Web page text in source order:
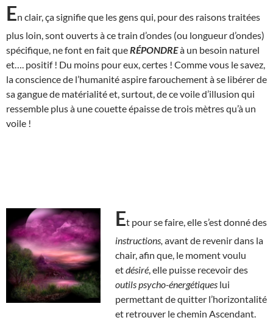
En clair, ça signifie que les gens qui, pour des raisons traitées
plus loin, sont ouverts à ce train d’ondes (ou longueur d’ondes)
spécifique, ne font en fait que RÉPONDREà un besoin naturel
et…. positif ! Du moins pour eux, certes ! Comme vous le savez,
la conscience de l’humanité aspire farouchement à se libérer de
sa gangue de matérialité et, surtout, de ce voile d’illusion qui
ressemble plus à une couette épaisse de trois mètres qu’à un
voile !
Et pour se faire, elle s’est donné des
instructions, avant de revenir dans la
chair, afin que, le moment voulu
etdésiré , elle puisse recevoir des
outilspsycho-énergétiques lui
permettant de quitter l’horizontalité
et retrouver le chemin Ascendant.